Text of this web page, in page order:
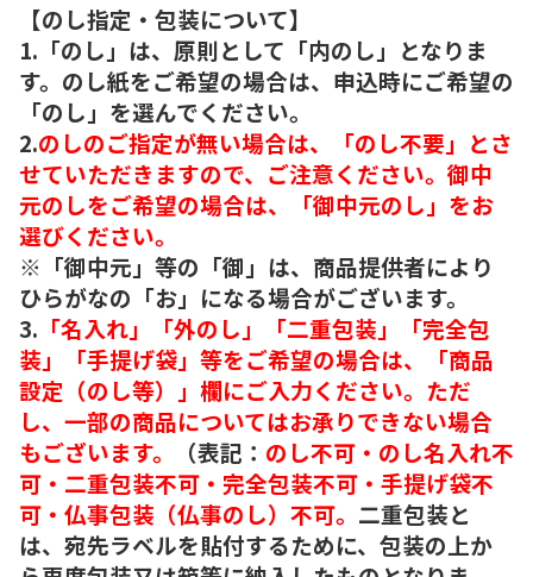
【のし指定・包装について】
1.「のし」は、原則として「内のし」となりま
す。のし紙をご希望の場合は、申込時にご希望の
「のし」を選んでください。
2.のしのご指定が無い場合は、「のし不要」とさ
せていただきますので、ご注意ください。御中
元のしをご希望の場合は、「御中元のし」をお
選びください。
※「御中元」等の「御」は、商品提供者により
ひらがなの「お」になる場合がございます。
3. 「名入れ」「外のし」「二重包装」「完全包
装」「手提げ袋」等をご希望の場合は、「商品
設定（のし等）」欄にご入力ください。ただ
し、一部の商品についてはお承りできない場合
もございます。
（表記： のし不可・のし名入れ不
可・二重包装不可・完全包装不可・手提げ袋不
可・仏事包装（仏事のし）不可。 二重包装と
は、宛先ラベルを貼付するために、包装の上か